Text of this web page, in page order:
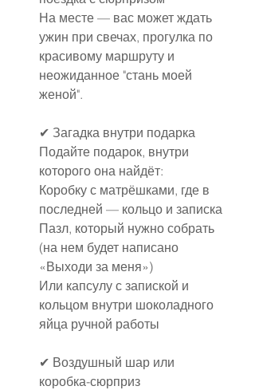
На месте — вас может ждать
ужин при свечах, прогулка по
красивому маршруту и
неожиданное "стань моей
женой".
✔ Загадка внутри подарка
Подайте подарок, внутри
которого она найдёт:
Коробку с матрёшками, где в
последней — кольцо и записка
Пазл, который нужно собрать
(на нем будет написано
«Выходи за меня»)
Или капсулу с запиской и
кольцом внутри шоколадного
яйца ручной работы
✔ Воздушный шар или
коробка-сюрприз